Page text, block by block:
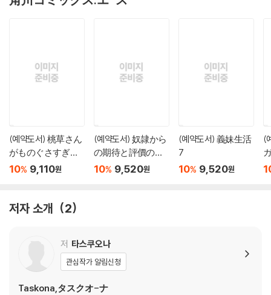
(예약도서) 桃草さん
がものぐさすぎる!!
3
10% 9,110원
(예약도서) 奴隷から
の期待と評價のせ
いで搾取できない
10% 9,520원
(예약도서) 義妹生活
7
10% 9,520원
(
저자 소개 2
저 타스쿠오나
관심작가 알림신청
Taskona,タスクオ-ナ